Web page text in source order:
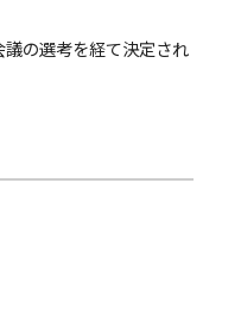
の選考を経て決定され